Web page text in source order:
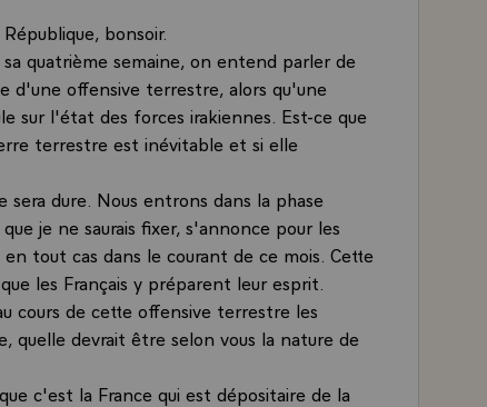
bonsoir.
quatrième semaine, on entend parler de
d'une offensive terrestre, alors qu'une
sur l'état des forces irakiennes. Est-ce que
terrestre est inévitable et si elle
dure. Nous entrons dans la phase
je ne saurais fixer, s'annonce pour les
tout cas dans le courant de ce mois. Cette
les Français y préparent leur esprit.
cours de cette offensive terrestre les
quelle devrait être selon vous la nature de
c'est la France qui est dépositaire de la